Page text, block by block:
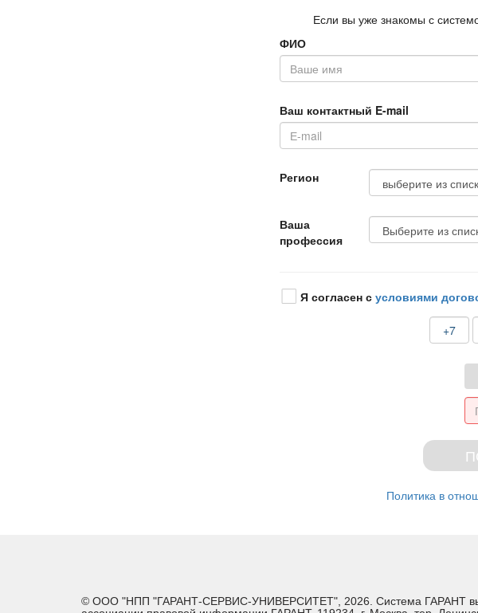
Если вы уже знакомы с
ФИО
аш контактный E-mail
Регион
аша
профессия
Я согласен с условиями
+7
Политика в
© ООО "НПП "ГАРАНТ-СЕРВИС-УНИВЕРСИТЕТ", 2026. Система ГАРАНТ